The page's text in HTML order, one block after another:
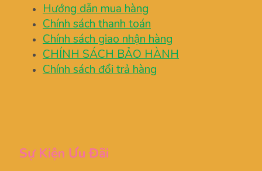
Hướng dẫn mua hàng
Chính sách thanh toán
Chính sách giao nhận hàng
CHÍNH SÁCH BẢO HÀNH
Chính sách đổi trả hàng
Sự Kiện Ưu Đãi